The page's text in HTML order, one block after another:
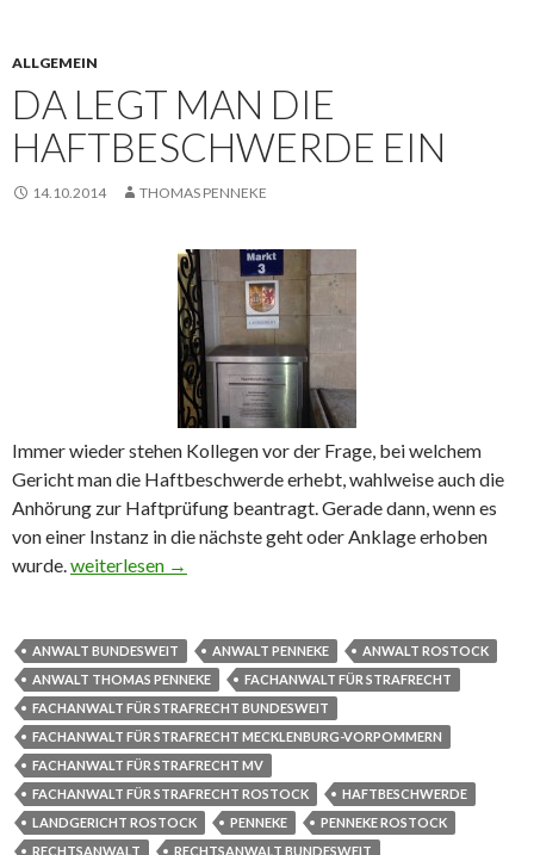
ALLGEMEIN
DA LEGT MAN DIE
HAFTBESCHWERDE EIN
14.10.2014 THOMAS PENNEKE
Immer wieder stehen Kollegen vor der Frage, bei welchem
Gericht man die Haftbeschwerde erhebt, wahlweise auch die
Anhörung zur Haftprüfung beantragt. Gerade dann, wenn es
von einer Instanz in die nächste geht oder Anklage erhoben
wurde.Da legt man die Haftbeschwerde ein
weiterlesen →
ANWALT BUNDESWEIT ANWALT PENNEKE
ANWALT ROSTOCK
ANWALT THOMAS PENNEKE
FACHANWALT FÜR STRAFRECHT
FACHANWALT FÜR STRAFRECHT BUNDESWEIT
FACHANWALT FÜR STRAFRECHT MECKLENBURG-VORPOMMERN
FACHANWALT FÜR STRAFRECHT MV
FACHANWALT FÜR STRAFRECHT ROSTOCK
HAFTBESCHWERDE
LANDGERICHT ROSTOCK
PENNEKE
PENNEKE ROSTOCK
RECHTSANWALT
RECHTSANWALT BUNDESWEIT